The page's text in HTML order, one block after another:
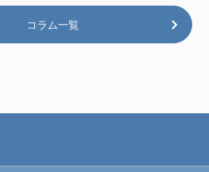
コラム一覧